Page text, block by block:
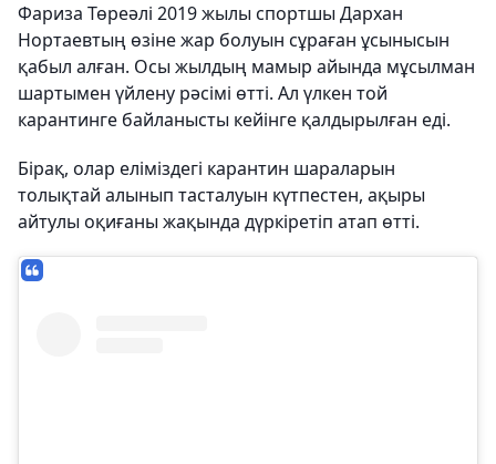
Фариза Төреәлі 2019 жылы спортшы Дархан
Нортаевтың өзіне жар болуын сұраған ұсынысын
қабыл алған. Осы жылдың мамыр айында мұсылман
шартымен үйлену рәсімі өтті. Ал үлкен той
карантинге байланысты кейінге қалдырылған еді.
Бірақ, олар еліміздегі карантин шараларын
толықтай алынып тасталуын күтпестен, ақыры
айтулы оқиғаны жақында дүркіретіп атап өтті.